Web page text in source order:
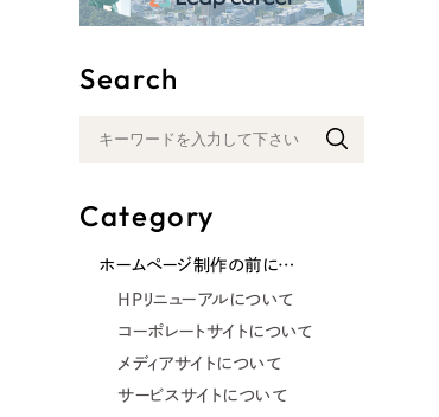
Search
Category
ホームページ制作の前に…
HPリニューアルについて
コーポレートサイトについて
メディアサイトについて
サービスサイトについて